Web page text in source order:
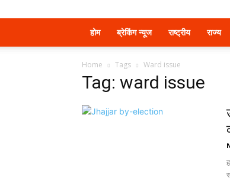
होम ब्रेकिंग न्यूज राष्ट्रीय राज्य
Home Tags Ward issue
Tag: ward issue